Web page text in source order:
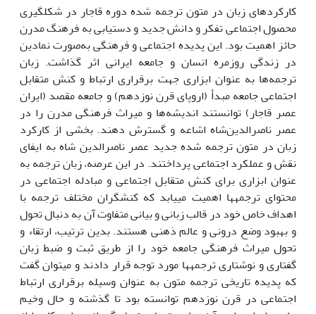
کارکردهای زبان در متون ترجمه شده دوره قاجار در شکل­گیری
محصول اجتماعی تفکر و دانش جدید و دستیابی به فرهنگ مدرن
حائز اهمیت بود. این پدیده اجتماعی و فرهنگی به‌صورت نمادین
در زندگی روزمره انسان­ و جامعه ایرانی اثر گذاشت. زبان
ترجمه‌ها به عنوان ابزاری جهت برقراری ارتباط و کنش متقابل
اجتماعی جامعه مبدأ (اروپای قرن نوزدهم) و جامعه مقصد (ایران
عصر قاجار) توانستند اندیشه‌ها و میراث فرهنگی مدرن را در
عصر ناصرالدین‌شاه اشاعه و گسترش دهند. بخشی از کارکرد
زبان در متون ترجمه شده جدید عصر ناصرالدین شاه به ایفای
نقش و عملکرد اجتماعی پرداختند. در این عرصه، زبان ترجمه به
عنوان ابزاری برای کنش متقابل اجتماعی و مبادله اجتماعی در
محتوای ترجمه­ها اهمیت می­یابد که کنشگران مختلف ترجمه با
اهداف خاص خود در قالب زبانی و بیانی متفاوت آن به دنبال تحول
و بهبود وضع درونی و عالم ذهنی هستند. بدین ترتیب، ارتقاء و
تحول میراث فرهنگی جامعه خود را از طریق ثبت و ضبط زبان
گفتاری و نوشتاری ترجمه­ها مورد توجه قرار دادند و می­توان گفت
که پدیده تاریخی ترجمه متون به عنوان وسیله برقراری ارتباط
اجتماعی در قرن نوزدهم توانسته بود تا گذشته و حال وخیم